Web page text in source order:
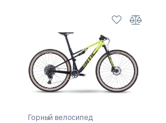
Горный велосипед